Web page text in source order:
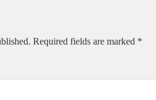
Required fields are marked *